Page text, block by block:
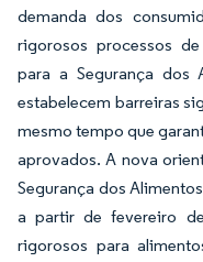
demanda dos
rigorosos processos
para a Segurança dos
estabelecem barreiras
mesmo tempo que
aprovados. A nova
Segurança dos
a partir de fevereiro
rigorosos para